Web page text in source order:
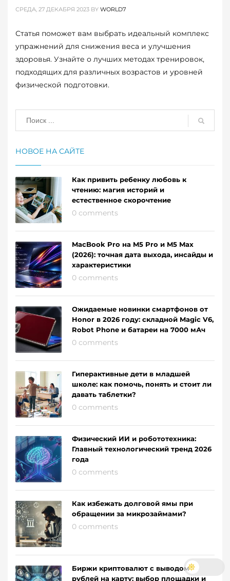
СРЕДА, 27 ДЕКАБРЯ 2023 BY WORLD7
Статья поможет вам выбрать идеальный комплекс
упражнений для снижения веса и улучшения
здоровья. Узнайте о лучших методах тренировок,
подходящих для различных возрастов и уровней
физической подготовки.
ОПУБЛИКОВАНО ВЗДОРОВЬЕ / МЕДИЦИНА
МЕТКИ: КАК ПОХУДЕТЬ
НОВОЕ НА САЙТЕ
Как привить ребенку любовь к
чтению: магия историй и
естественное скорочтение
0 comments
MacBook Pro на M5 Pro и M5 Max
(2026): точная дата выхода, инсайды и
характеристики
0 comments
Ожидаемые новинки смартфонов от
Honor в 2026 году: складной Magic V6,
Robot Phone и батареи на 7000 мАч
0 comments
Гиперактивные дети в младшей
школе: как помочь, понять и стоит ли
давать таблетки?
0 comments
Физический ИИ и робототехника:
Главный технологический тренд 2026
года
0 comments
Как избежать долговой ямы при
обращении за микрозаймами?
0 comments
Биржи криптовалют с выводом
рублей на карту: выбор площадки и